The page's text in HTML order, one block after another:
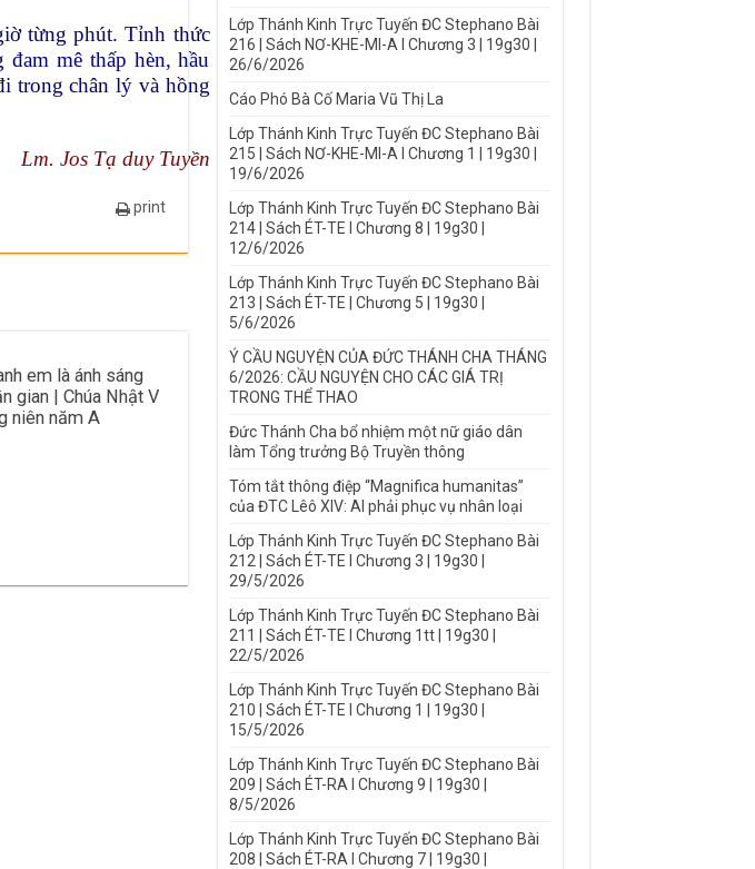
từng phút. Tỉnh thức
mê thấp hèn, hầu
trong chân lý và hồng
Lm. Jos Tạ duy Tuyền
print
em là ánh sáng
gian | Chúa Nhật V
niên năm A
Lớp Thánh Kinh Trực Tuyến ĐC Stephano Bài
216 | Sách NƠ-KHE-MI-A I Chương 3 | 19g30 |
26/6/2026
Cáo Phó Bà Cố Maria Vũ Thị La
Lớp Thánh Kinh Trực Tuyến ĐC Stephano Bài
215 | Sách NƠ-KHE-MI-A I Chương 1 | 19g30 |
19/6/2026
Lớp Thánh Kinh Trực Tuyến ĐC Stephano Bài
214 | Sách ÉT-TE I Chương 8 | 19g30 |
12/6/2026
Lớp Thánh Kinh Trực Tuyến ĐC Stephano Bài
213 | Sách ÉT-TE | Chương 5 | 19g30 |
5/6/2026
Ý CẦU NGUYỆN CỦA ĐỨC THÁNH CHA THÁNG
6/2026: CẦU NGUYỆN CHO CÁC GIÁ TRỊ
TRONG THỂ THAO
Đức Thánh Cha bổ nhiệm một nữ giáo dân
làm Tổng trưởng Bộ Truyền thông
Tóm tắt thông điệp “Magnifica humanitas”
của ĐTC Lêô XIV: AI phải phục vụ nhân loại
Lớp Thánh Kinh Trực Tuyến ĐC Stephano Bài
212 | Sách ÉT-TE I Chương 3 | 19g30 |
29/5/2026
Lớp Thánh Kinh Trực Tuyến ĐC Stephano Bài
211 | Sách ÉT-TE I Chương 1tt | 19g30 |
22/5/2026
Lớp Thánh Kinh Trực Tuyến ĐC Stephano Bài
210 | Sách ÉT-TE I Chương 1 | 19g30 |
15/5/2026
Lớp Thánh Kinh Trực Tuyến ĐC Stephano Bài
209 | Sách ÉT-RA I Chương 9 | 19g30 |
8/5/2026
Lớp Thánh Kinh Trực Tuyến ĐC Stephano Bài
208 | Sách ÉT-RA I Chương 7 | 19g30 |